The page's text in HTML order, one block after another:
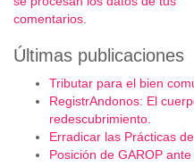
comentarios.
Últimas publicaciones
Tributar para el bien
RegistrAndonos: El
redescubrimiento.
Erradicar las Prácticas
Posición de GAROP